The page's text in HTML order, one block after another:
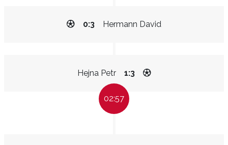
Hermann David
0:3
Hejna Petr 1:3
02:57